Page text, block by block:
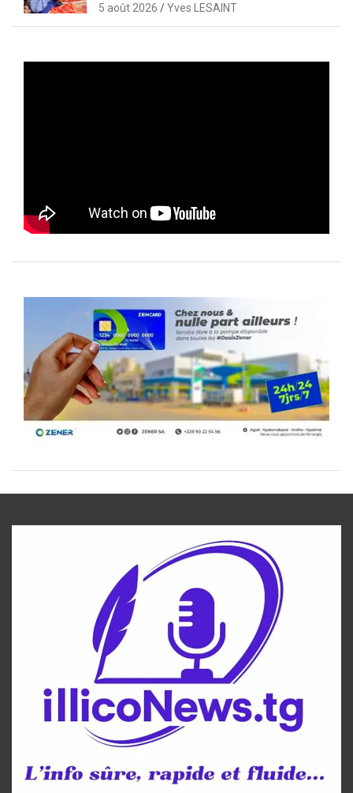
5 août 2026 Yves LESAINT